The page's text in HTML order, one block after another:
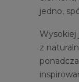
jedno,
Wysokiej
z